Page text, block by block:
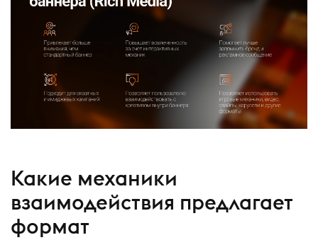
Какие механики
взаимодействия предлагает
формат